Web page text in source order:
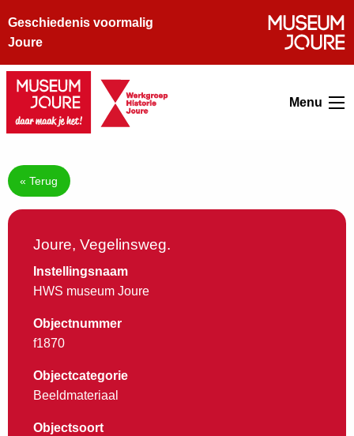
Geschiedenis voormalig
Joure
Menu
« Terug
Joure, Vegelinsweg.
Instellingsnaam
HWS museum Joure
Objectnummer
f1870
Objectcategorie
Beeldmateriaal
Objectsoort